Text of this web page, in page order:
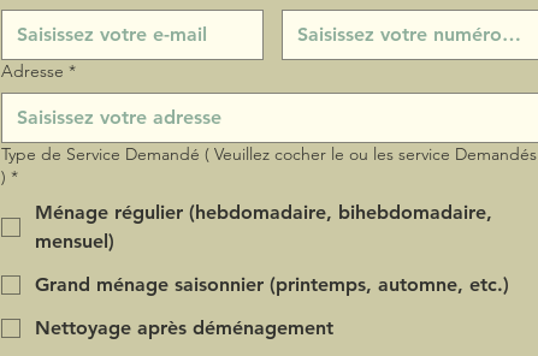
Adresse *
Type de Service Demandé ( Veuillez cocher le ou les service Demandés
) *
Ménage régulier (hebdomadaire, bihebdomadaire,
mensuel)
Grand ménage saisonnier (printemps, automne, etc.)
Nettoyage après déménagement